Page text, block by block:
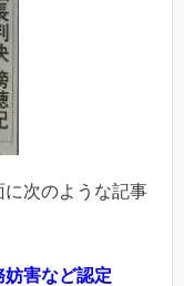
次のような記事
害など認定